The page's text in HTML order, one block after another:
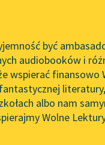
API
OAI-PMH
Widget
być
audiobooków i
wspierać finansowo
albo nam
Wolne